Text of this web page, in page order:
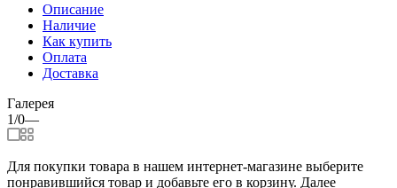
Описание
Наличие
Как купить
Оплата
Доставка
Галерея
1/0—
Для покупки товара в нашем интернет-магазине выберите
понравившийся товар и добавьте его в корзину. Далее